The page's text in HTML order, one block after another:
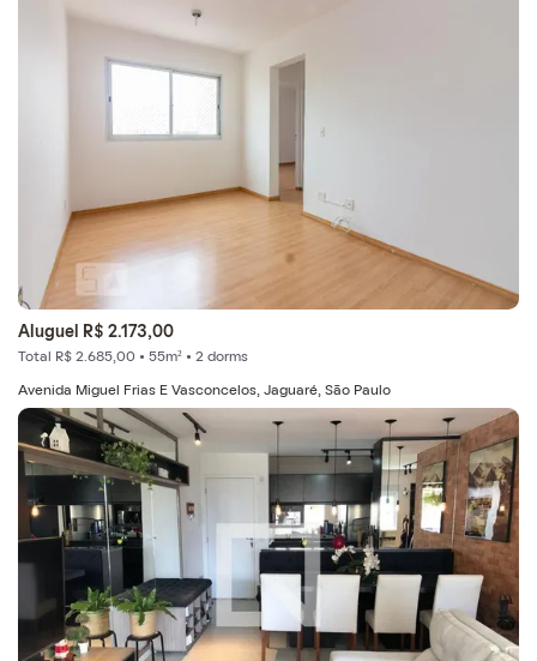
Aluguel R$ 2.173,00
Total R$ 2.685,00 • 55m² • 2 dorms
Avenida Miguel Frias E Vasconcelos, Jaguaré, São Paulo